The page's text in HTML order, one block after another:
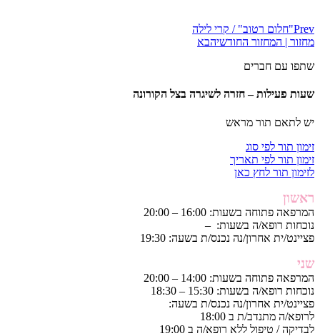
Prev"חלום רטוב" / קרי לילה
מחזור | המחזור החודשיהבא
שתפו עם חברים
שעות פעילות – חזרה לשיגרה בצל הקורונה
יש לתאם תור מראש
זימון תור לפי סוג
זימון תור לפי תאריך
לזימון תור לחץ כאן
ראשון
המרפאה פתוחה בשעות: 16:00 – 20:00
נוכחות רופא/ה בשעות: –
פציינט/ית אחרון/נה נכנס/ת בשעה: 19:30
שני
המרפאה פתוחה בשעות: 14:00 – 20:00
נוכחות רופא/ה בשעות: 15:30 – 18:30
פציינט/ית אחרון/נה נכנס/ת בשעה:
לרופא/ה מתנדב/ת ב 18:00
לבדיקה / טיפול ללא רופא/ה ב 19:00